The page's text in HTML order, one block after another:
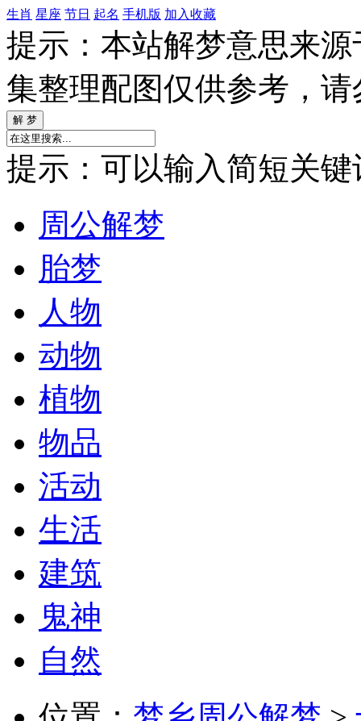
生肖 星座 节日 起名 手机版 加入收藏
提示：本站解梦意思来
集整理配图仅供参考，
提示：可以输入简短关键
周公解梦
胎梦
人物
动物
植物
物品
活动
生活
建筑
鬼神
自然